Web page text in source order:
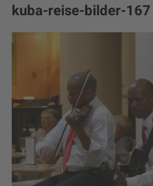
kuba-reise-bilder-167